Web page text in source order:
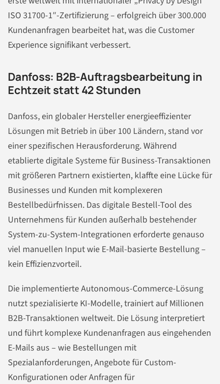
ISO 31700-1″-Zertifizierung – erfolgreich über 300.000
Kundenanfragen bearbeitet hat, was die Customer
Experience signifikant verbessert.
Danfoss: B2B-Auftragsbearbeitung in
Echtzeit statt 42 Stunden
Danfoss, ein globaler Hersteller energieeffizienter
Lösungen mit Betrieb in über 100 Ländern, stand vor
einer spezifischen Herausforderung. Während
etablierte digitale Systeme für Business-Transaktionen
mit größeren Partnern existierten, klaffte eine Lücke für
Businesses und Kunden mit komplexeren
Bestellbedürfnissen. Das digitale Bestell-Tool des
Unternehmens für Kunden außerhalb bestehender
System-zu-System-Integrationen erforderte genauso
viel manuellen Input wie E-Mail-basierte Bestellung –
kein Effizienzvorteil.
Die implementierte Autonomous-Commerce-Lösung
nutzt spezialisierte KI-Modelle, trainiert auf Millionen
B2B-Transaktionen weltweit. Die Lösung interpretiert
und führt komplexe Kundenanfragen aus eingehenden
E-Mails aus – wie Bestellungen mit
Spezialanforderungen, Angebote für Custom-
Konfigurationen oder Anfragen für